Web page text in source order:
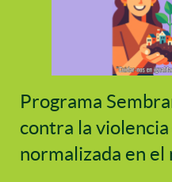
Programa
contra la
normalizada en el